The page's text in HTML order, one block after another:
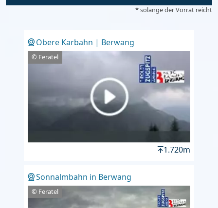
* solange der Vorrat reicht
Obere Karbahn | Berwang
© Feratel
1.720m
Sonnalmbahn in Berwang
© Feratel